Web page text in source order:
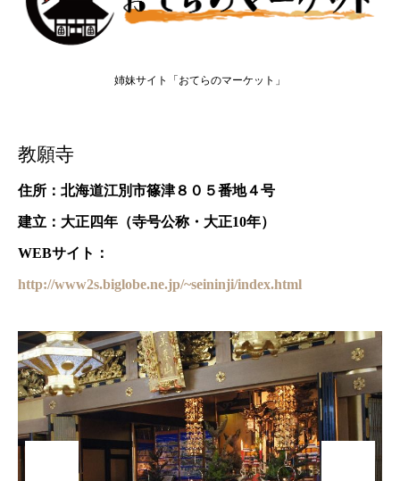
姉妹サイト「おてらのマーケット」
教願寺
住所：北海道江別市篠津８０５番地４号
建立：大正四年（寺号公称・大正10年）
WEBサイト：
http://www2s.biglobe.ne.jp/~seininji/index.html